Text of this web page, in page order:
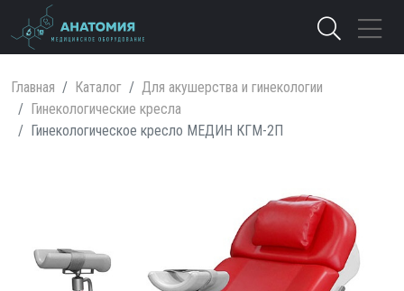
Главная Каталог
Для акушерства и гинекологии
Гинекологические кресла
Гинекологическое кресло МЕДИН КГМ-2П